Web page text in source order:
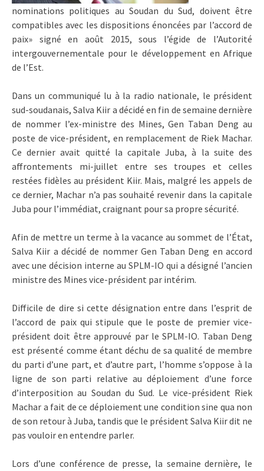
nominations politiques au Soudan du Sud, doivent être
compatibles avec les dispositions énoncées par l’accord de
paix» signé en août 2015, sous l’égide de l’Autorité
intergouvernementale pour le développement en Afrique
de l’Est.
Dans un communiqué lu à la radio nationale, le président
sud-soudanais, Salva Kiir a décidé en fin de semaine dernière
de nommer l’ex-ministre des Mines, Gen Taban Deng au
poste de vice-président, en remplacement de Riek Machar.
Ce dernier avait quitté la capitale Juba, à la suite des
affrontements mi-juillet entre ses troupes et celles
restées fidèles au président Kiir. Mais, malgré les appels de
ce dernier, Machar n’a pas souhaité revenir dans la capitale
Juba pour l’immédiat, craignant pour sa propre sécurité.
Afin de mettre un terme à la vacance au sommet de l’État,
Salva Kiir a décidé de nommer Gen Taban Deng en accord
avec une décision interne au SPLM-IO qui a désigné l’ancien
ministre des Mines vice-président par intérim.
Difficile de dire si cette désignation entre dans l’esprit de
l’accord de paix qui stipule que le poste de premier vice-
président doit être approuvé par le SPLM-IO. Taban Deng
est présenté comme étant déchu de sa qualité de membre
du parti d’une part, et d’autre part, l’homme s’oppose à la
ligne de son parti relative au déploiement d’une force
d’interposition au Soudan du Sud. Le vice-président Riek
Machar a fait de ce déploiement une condition sine qua non
de son retour à Juba, tandis que le président Salva Kiir dit ne
pas vouloir en entendre parler.
Lors d’une conférence de presse, la semaine dernière, le